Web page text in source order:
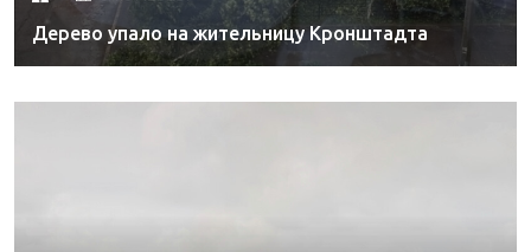
Дерево упало на жительницу Кронштадта